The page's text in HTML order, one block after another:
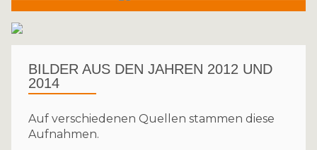
BILDER AUS DEN JAHREN 2012 UND
2014
Auf verschiedenen Quellen stammen diese
Aufnahmen.